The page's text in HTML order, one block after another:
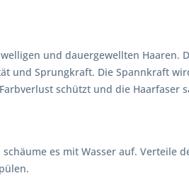
und dauergewellten
und Sprungkraft. Die Spannkraft
schützt und die Haarfaser
es mit Wasser auf. Verteile